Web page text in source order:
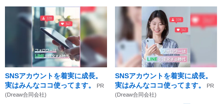
SNSアカウントを着実に成長。
実はみんなココ使ってます。
PR
(Dreaw合同会社)
SNSアカウントを着実に成長。
実はみんなココ使ってます。
PR
(Dreaw合同会社)